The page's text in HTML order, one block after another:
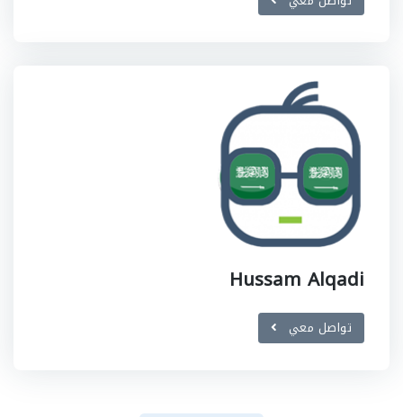
Hussam Alqadi
تواصل معي